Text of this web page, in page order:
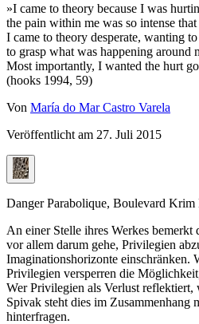
»I came to theory because I was
the pain within me was so intense
I came to theory desperate, wanting
to grasp what was happening around
Most importantly, I wanted the hurt
(hooks 1994, 59)
Von María do Mar Castro Varela
Veröffentlicht am 27. Juli 2015
Danger Parabolique, Boulevard
An einer Stelle ihres Werkes
vor allem darum gehe, Privilegien
Imaginationshorizonte einschränken.
Privilegien versperren die
Wer Privilegien als Verlust
Spivak steht dies im Zusammenhang
hinterfragen.